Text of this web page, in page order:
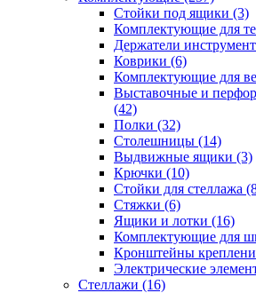
Стойки под ящики (3)
Комплектующие для
Держатели
Коврики (6)
Комплектующие для
Выставочные и
(42)
Полки (32)
Столешницы (14)
Выдвижные ящики (3)
Крючки (10)
Стойки для стеллажа
Стяжки (6)
Ящики и лотки (16)
Комплектующие для
Кронштейны
Электрические
Стеллажи (16)